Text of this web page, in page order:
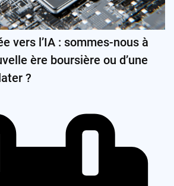
vers l’IA : sommes-nous à
ère boursière ou d’une
?